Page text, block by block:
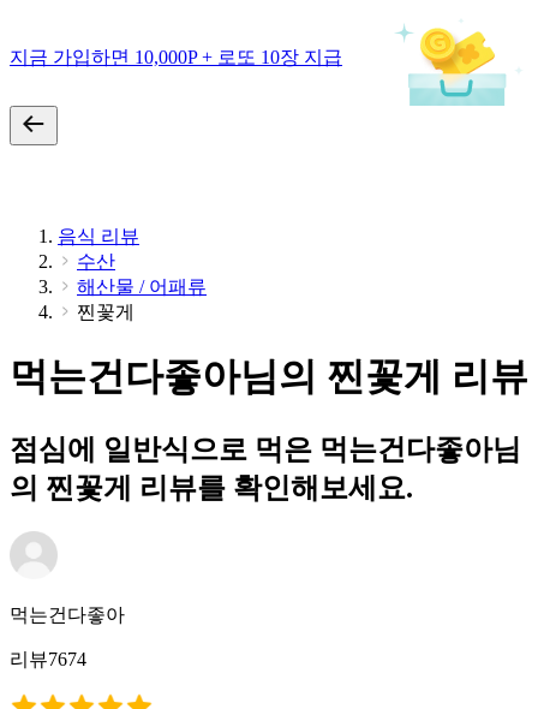
지금 가입하면 10,000P + 로또 10장 지급
음식 리뷰
수산
해산물 / 어패류
찐꽃게
먹는건다좋아님의 찐꽃게 리뷰
점심에 일반식으로 먹은 먹는건다좋아님
의 찐꽃게 리뷰를 확인해보세요.
먹는건다좋아
리뷰7674